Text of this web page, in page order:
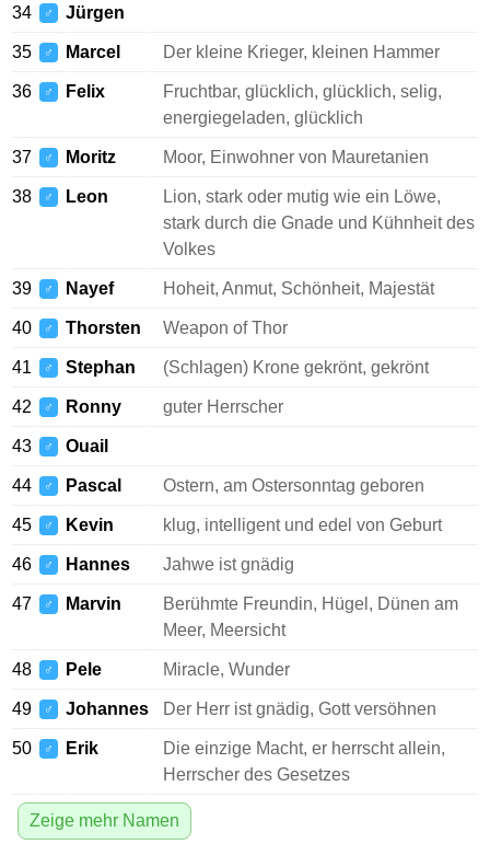
34 ♂ Jürgen
35 ♂ Marcel Der kleine Krieger, kleinen Hammer
36 ♂ Felix
Fruchtbar, glücklich, glücklich, selig,
energiegeladen, glücklich
37 ♂ Moritz Moor, Einwohner von Mauretanien
38 ♂ Leon
Lion, stark oder mutig wie ein Löwe,
stark durch die Gnade und Kühnheit des
Volkes
39 ♂ Nayef Hoheit, Anmut, Schönheit, Majestät
40 ♂ Thorsten Weapon of Thor
41 ♂ Stephan (Schlagen) Krone gekrönt, gekrönt
42 ♂ Ronny guter Herrscher
43 ♂ Ouail
44 ♂ Pascal Ostern, am Ostersonntag geboren
45 ♂ Kevin klug, intelligent und edel von Geburt
46 ♂ Hannes Jahwe ist gnädig
47 ♂ Marvin
Berühmte Freundin, Hügel, Dünen am
Meer, Meersicht
48 ♂ Pele Miracle, Wunder
49 ♂ Johannes Der Herr ist gnädig, Gott versöhnen
50 ♂ Erik
Die einzige Macht, er herrscht allein,
Herrscher des Gesetzes
Zeige mehr Namen